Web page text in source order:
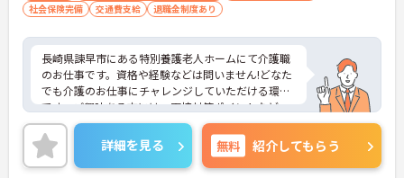
社会保険完備
交通費支給 退職金制度あり
長崎県諫早市にある特別養護老人ホームにて介護職
のお仕事です。資格や経験などは問いません!どなた
でも介護のお仕事にチャレンジしていただける環境
です。ご興味ある方には、面接対策ポイントなど、
さらに詳細をお話しいたしますのでお気軽にご相談
ください。
詳細を見る 無料 紹介してもらう